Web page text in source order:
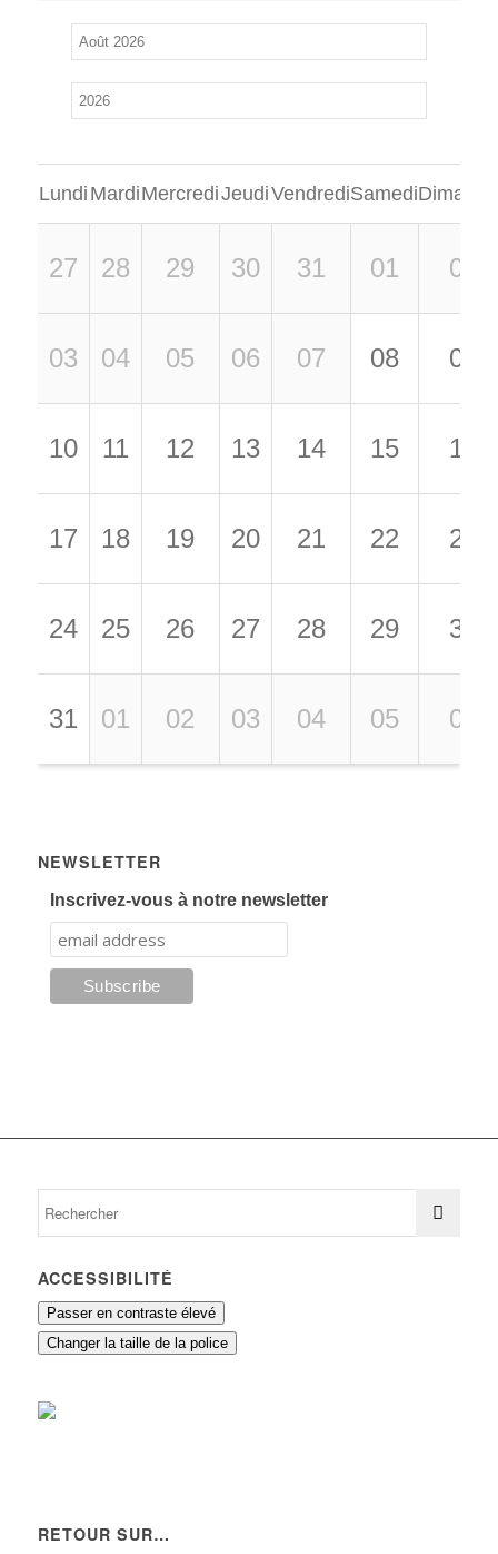
Lundi MardiMercrediJeudiVendrediSamedi
27 28 29 30 31 01 02
03 04 05 06 07 08 09
10 11 12 13 14 15 16
17 18 19 20 21 22 23
24 25 26 27 28 29 30
31 01 02 03 04 05 06
NEWSLETTER
Inscrivez-vous à notre newsletter
ACCESSIBILITÉ
Passer en contraste élevé
Changer la taille de la police
RETOUR SUR…